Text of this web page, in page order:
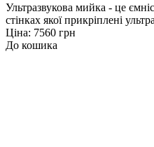
Ультразвукова мийка - це
стінках якої прикріплені
Ціна: 7560 грн
До кошика